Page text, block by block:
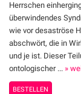
Herrschen
überwindendes
wie vor desaströse
abschwört, die in
und je ist. Dieser
ontologischer ... »
BESTELLEN